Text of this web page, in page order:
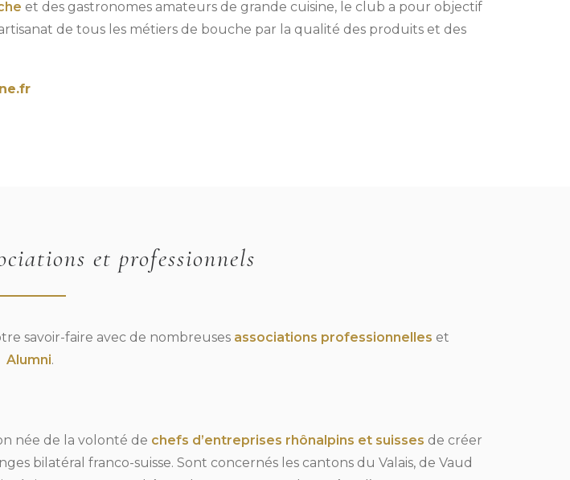
et des gastronomes amateurs de grande cuisine, le club a pour objectif
de tous les métiers de bouche par la qualité des produits et des
et professionnels
savoir-faire avec de nombreuses associations professionnelles et
Alumni.
née de la volonté de chefs d’entreprises rhônalpins et suisses de créer
bilatéral franco-suisse. Sont concernés les cantons du Valais, de Vaud